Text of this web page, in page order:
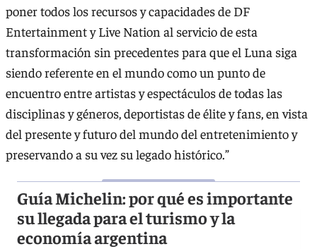
poner todos los recursos y capacidades de DF
Entertainment y Live Nation al servicio de esta
transformación sin precedentes para que el Luna siga
siendo referente en el mundo como un punto de
encuentro entre artistas y espectáculos de todas las
disciplinas y géneros, deportistas de élite y fans, en vista
del presente y futuro del mundo del entretenimiento y
preservando a su vez su legado histórico.”
Guía Michelin: por qué es importante
su llegada para el turismo y la
economía argentina